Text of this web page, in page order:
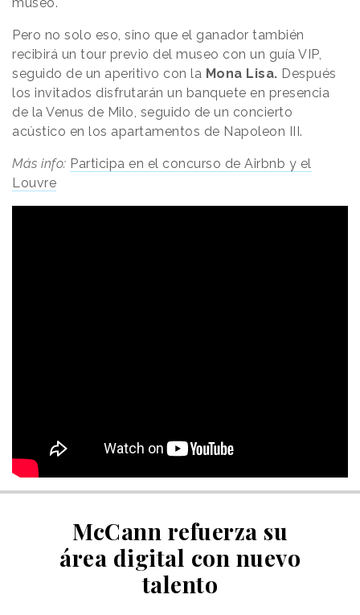
museo.
Pero no solo eso, sino que el ganador también
recibirá un tour previo del museo con un guía VIP,
seguido de un aperitivo con la Mona Lisa. Después
los invitados disfrutarán un banquete en presencia
de la Venus de Milo, seguido de un concierto
acústico en los apartamentos de Napoleon III.
Más info: Participa en el concurso de Airbnb y el
Louvre
McCann refuerza su
área digital con nuevo
talento